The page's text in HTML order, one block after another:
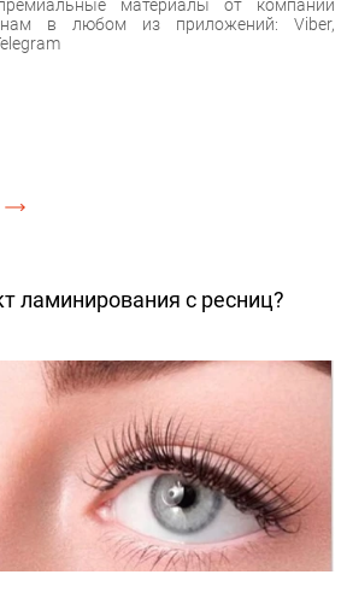
материалы от компании
нам в любом из приложений: Viber,
ламинирования с ресниц?